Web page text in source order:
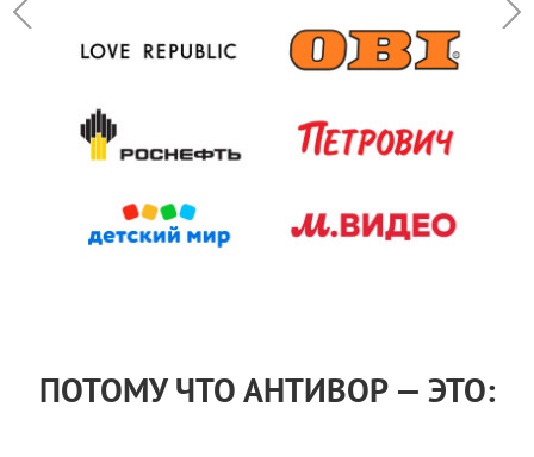
ПОТОМУ ЧТО АНТИВОР — ЭТО: